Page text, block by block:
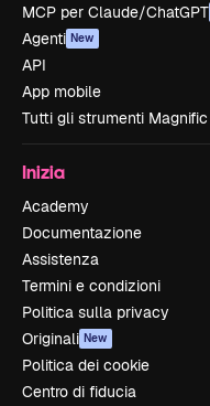
MCP per Claude/ChatGPT
Agenti New
API
App mobile
Tutti gli strumenti Magnific
Inizia
Academy
Documentazione
Assistenza
Termini e condizioni
Politica sulla privacy
Originali New
Politica dei cookie
Centro di fiducia